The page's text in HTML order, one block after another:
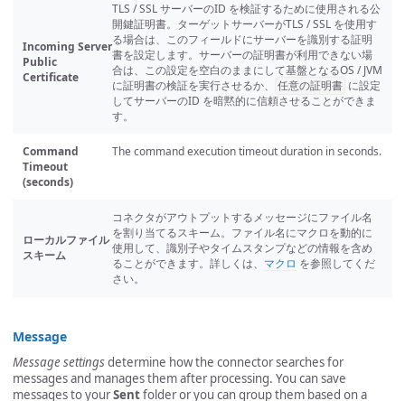
Incoming Server
Public
Certificate
TLS / SSL サーバーのID を検証するために使用される公
開鍵証明書。ターゲットサーバーがTLS / SSL を使用す
る場合は、このフィールドにサーバーを識別する証明
書を設定します。サーバーの証明書が利用できない場
合は、この設定を空白のままにして基盤となるOS / JVM
に証明書の検証を実行させるか、
任意の証明書 に設定
してサーバーのID を暗黙的に信頼させることができま
す。
Command
Timeout
(seconds)
The command execution timeout duration in seconds.
ローカルファイル
スキーム
コネクタがアウトプットするメッセージにファイル名
を割り当てるスキーム。ファイル名にマクロを動的に
使用して、識別子やタイムスタンプなどの情報を含め
ることができます。詳しくは、 マクロ を参照してくだ
さい。
Message
Message settingsdetermine how the connector searches for
messages and manages them after processing. You can save
messages to yourSentfolder or you can group them based on a